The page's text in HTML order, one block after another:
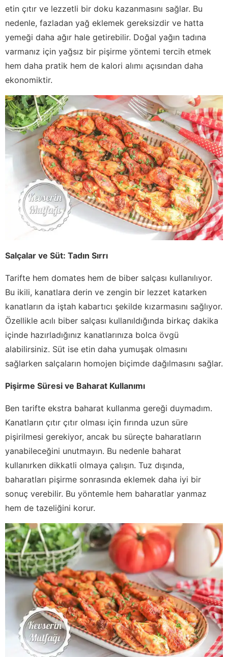
etin çıtır ve lezzetli bir doku kazanmasını sağlar. Bu
nedenle, fazladan yağ eklemek gereksizdir ve hatta
yemeği daha ağır hale getirebilir. Doğal yağın tadına
varmanız için yağsız bir pişirme yöntemi tercih etmek
hem daha pratik hem de kalori alımı açısından daha
ekonomiktir.
Salçalar ve Süt: Tadın Sırrı
Tarifte hem domates hem de biber salçası kullanılıyor.
Bu ikili, kanatlara derin ve zengin bir lezzet katarken
kanatların da iştah kabartıcı şekilde kızarmasını sağlıyor.
Özellikle acılı biber salçası kullanıldığında birkaç dakika
içinde hazırladığınız kanatlarınıza bolca övgü
alabilirsiniz. Süt ise etin daha yumuşak olmasını
sağlarken salçaların homojen biçimde dağılmasını sağlar.
Pişirme Süresi ve Baharat Kullanımı
Ben tarifte ekstra baharat kullanma gereği duymadım.
Kanatların çıtır çıtır olması için fırında uzun süre
pişirilmesi gerekiyor, ancak bu süreçte baharatların
yanabileceğini unutmayın. Bu nedenle baharat
kullanırken dikkatli olmaya çalışın. Tuz dışında,
baharatları pişirme sonrasında eklemek daha iyi bir
sonuç verebilir. Bu yöntemle hem baharatlar yanmaz
hem de tazeliğini korur.